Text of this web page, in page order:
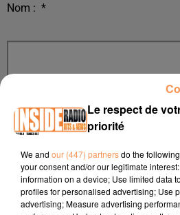
Nom : *
E-mail*
Le respect de
priorité
We and our (447) partnersdo the
your consent and/or our legitimate
information on a device; Use limited data
profiles for personalised advertising; Use
advertising; Measure advertising